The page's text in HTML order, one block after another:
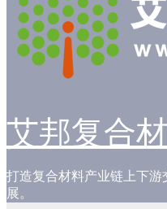
艾邦复合
打造复合材料产业链上下
展。